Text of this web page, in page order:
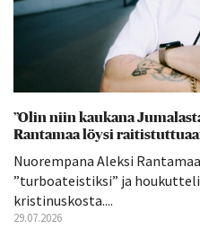
”Olin niin kaukana
Rantamaa löysi
Nuorempana Aleksi
”turboateistiksi” ja
kristinuskosta....
29.07.2026